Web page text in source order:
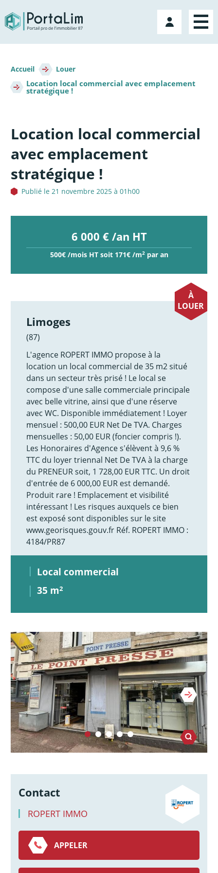
directement
au
contenu
Mon
compte
d'Ariane
Accueil Louer
Location local commercial avec emplacement
stratégique !
Location local commercial
avec emplacement
stratégique !
Publié le 21 novembre 2025 à 01h00
6 000 € /an HT
500€ /mois HT soit 171€ /m2par an
À
LOUER
Limoges
(87)
L'agence ROPERT IMMO propose à la
location un local commercial de 35 m2 situé
dans un secteur très prisé ! Le local se
compose d'une salle commerciale principale
avec belle vitrine, ainsi que d'une réserve
avec WC. Disponible immédiatement ! Loyer
mensuel : 500,00 EUR Net De TVA. Charges
mensuelles : 50,00 EUR (foncier compris !).
Les Honoraires d'Agence s'élèvent à 9,6 %
TTC du loyer triennal Net De TVA à la charge
du PRENEUR soit, 1 728,00 EUR TTC. Un droit
d'entrée de 6 000,00 EUR est demandé.
Produit rare ! Emplacement et visibilité
intéressant ! Les risques auxquels ce bien
est exposé sont disponibles sur le site
www.georisques.gouv.fr Réf. ROPERT IMMO :
4184/PR87
Local commercial
35 m2
Contact
ROPERT IMMO
APPELER